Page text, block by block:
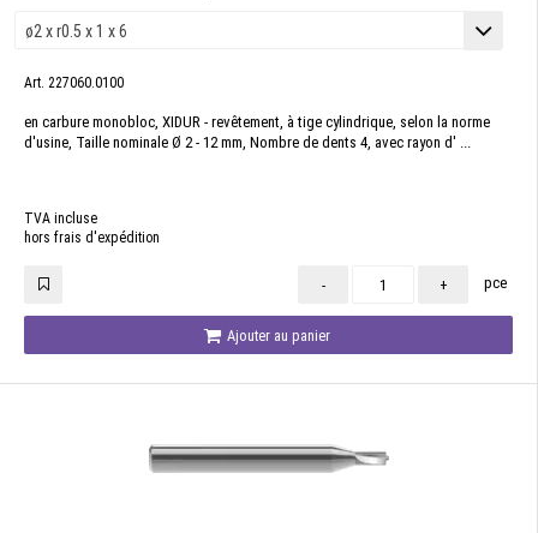
Art. 227060.0100
en carbure monobloc, XIDUR - revêtement, à tige cylindrique, selon la norme
d'usine, Taille nominale Ø 2 - 12 mm, Nombre de dents 4, avec rayon d' ...
TVA incluse
hors frais d'expédition
- + pce
Ajouter au panier